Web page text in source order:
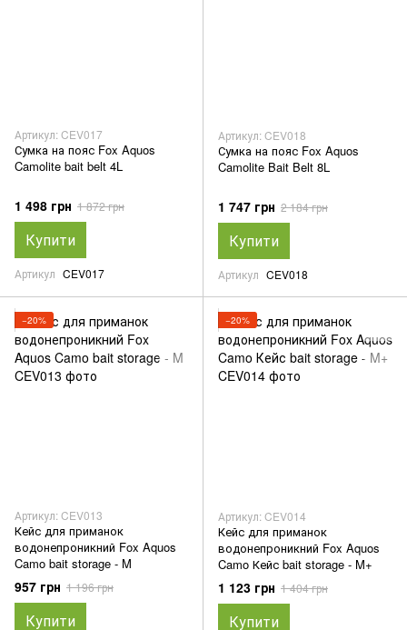
Артикул: CEV017
Сумка на пояс Fox Aquos
Camolite bait belt 4L
1 498 грн 1 872 грн
Купити
Артикул CEV017
Артикул: CEV018
Сумка на пояс Fox Aquos
Camolite Bait Belt 8L
1 747 грн 2 184 грн
Купити
Артикул CEV018
−20%
Артикул: CEV013
Кейс для приманок
водонепроникний Fox Aquos
Camo bait storage - M
957 грн 1 196 грн
Купити
−20%
Артикул: CEV014
Кейс для приманок
водонепроникний Fox Aquos
Camo Кейс bait storage - M+
1 123 грн 1 404 грн
Купити